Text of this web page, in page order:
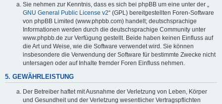
Sie nehmen zur Kenntnis, dass es sich bei phpBB um eine unter der „
GNU General Public License v2“ (GPL) bereitgestellten Foren-Software
von phpBB Limited (www.phpbb.com) handelt; deutschsprachige
Informationen werden durch die deutschsprachige Community unter
www.phpbb.de zur Verfügung gestellt. Beide haben keinen Einfluss auf
die Art und Weise, wie die Software verwendet wird. Sie können
insbesondere die Verwendung der Software für bestimmte Zwecke nicht
untersagen oder auf Inhalte fremder Foren Einfluss nehmen.
5. GEWÄHRLEISTUNG
Der Betreiber haftet mit Ausnahme der Verletzung von Leben, Körper
und Gesundheit und der Verletzung wesentlicher Vertragspflichten